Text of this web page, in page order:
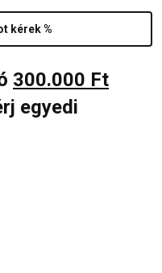
kérek %
300.000 Ft
egyedi